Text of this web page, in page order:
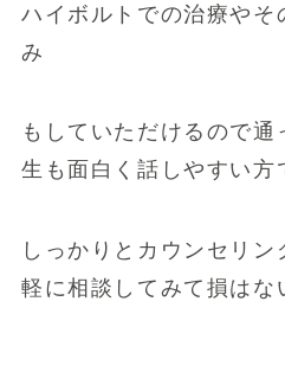
ハイボルトでの治療やそ
み
もしていただけるので
生も面白く話しやすい方
しっかりとカウンセリ
軽に相談してみて損はな